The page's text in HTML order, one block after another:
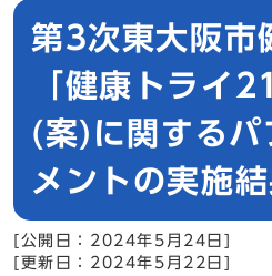
第3次東大阪市
「健康トライ
(案)に関するパ
メントの実施
[公開日：2024年5月24日]
[更新日：2024年5月22日]